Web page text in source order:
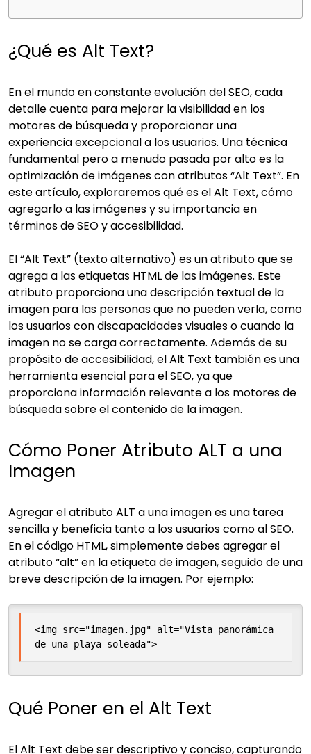
¿Qué es Alt Text?
En el mundo en constante evolución del SEO, cada
detalle cuenta para mejorar la visibilidad en los
motores de búsqueda y proporcionar una
experiencia excepcional a los usuarios. Una técnica
fundamental pero a menudo pasada por alto es la
optimización de imágenes con atributos “Alt Text”. En
este artículo, exploraremos qué es el Alt Text, cómo
agregarlo a las imágenes y su importancia en
términos de SEO y accesibilidad.
El “Alt Text” (texto alternativo) es un atributo que se
agrega a las etiquetas HTML de las imágenes. Este
atributo proporciona una descripción textual de la
imagen para las personas que no pueden verla, como
los usuarios con discapacidades visuales o cuando la
imagen no se carga correctamente. Además de su
propósito de accesibilidad, el Alt Text también es una
herramienta esencial para el SEO, ya que
proporciona información relevante a los motores de
búsqueda sobre el contenido de la imagen.
Cómo Poner Atributo ALT a una
Imagen
Agregar el atributo ALT a una imagen es una tarea
sencilla y beneficia tanto a los usuarios como al SEO.
En el código HTML, simplemente debes agregar el
atributo “alt” en la etiqueta de imagen, seguido de una
breve descripción de la imagen. Por ejemplo:
<img src="imagen.jpg" alt="Vista panorámica
de una playa soleada">
Qué Poner en el Alt Text
El Alt Text debe ser descriptivo y conciso, capturando